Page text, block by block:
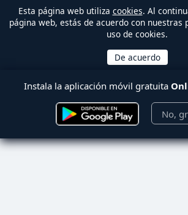
Esta página web utiliza cookies. Al
página web, estás de acuerdo con nuestras
uso de cookies.
Instala la aplicación móvil gratuita
No,